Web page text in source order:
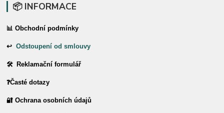
📦 INFORMACE
📊 Obchodní podmínky
↩Odstoupení od smlouvy
🛠 Reklamační formulář
❓Časté dotazy
🔐 Ochrana osobních údajů